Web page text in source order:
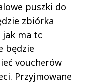
puszki do
zbiórka
jak ma to
będzie
voucherów
Przyjmowane